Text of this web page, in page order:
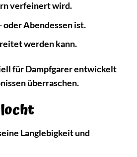
verfeinert wird.
Abendessen ist.
werden kann.
für Dampfgarer entwickelt
überraschen.
Langlebigkeit und